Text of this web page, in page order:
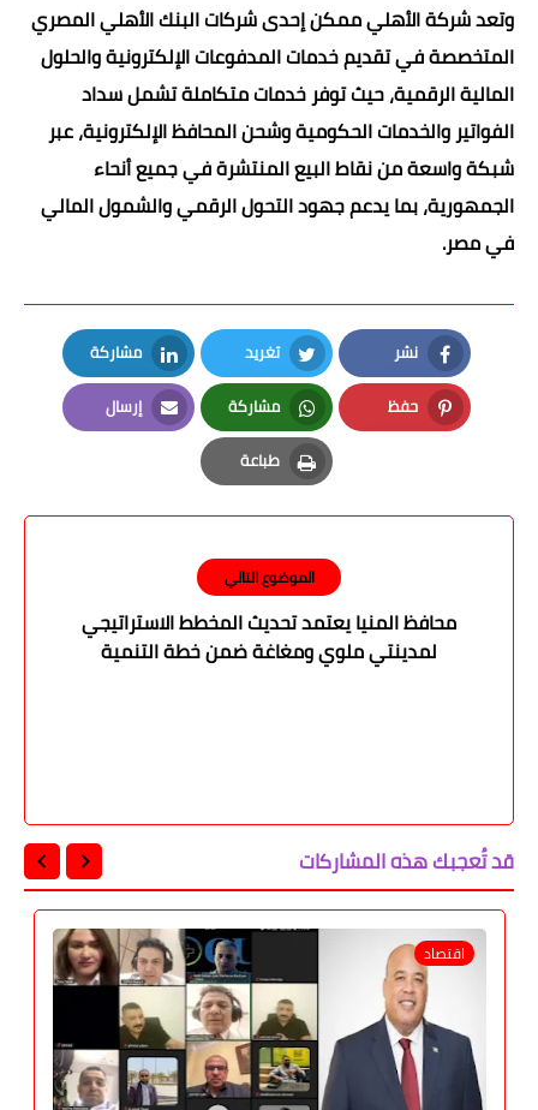
وتعد شركة الأهلي ممكن إحدى شركات البنك الأهلي المصري
المتخصصة في تقديم خدمات المدفوعات الإلكترونية والحلول
المالية الرقمية، حيث توفر خدمات متكاملة تشمل سداد
الفواتير والخدمات الحكومية وشحن المحافظ الإلكترونية، عبر
شبكة واسعة من نقاط البيع المنتشرة في جميع أنحاء
الجمهورية، بما يدعم جهود التحول الرقمي والشمول المالي
في مصر.
نشر
Facebook
تغريد
Twitter
مشاركة
LinkedIn
حفظ
Pinterest
مشاركة
Whatsapp
إرسال
Email
طباعة
Print
الموضوع التالي
محافظ المنيا يعتمد تحديث المخطط الاستراتيجي
لمدينتي ملوي ومغاغة ضمن خطة التنمية
قد تُعجبك هذه المشاركات
اقتصاد